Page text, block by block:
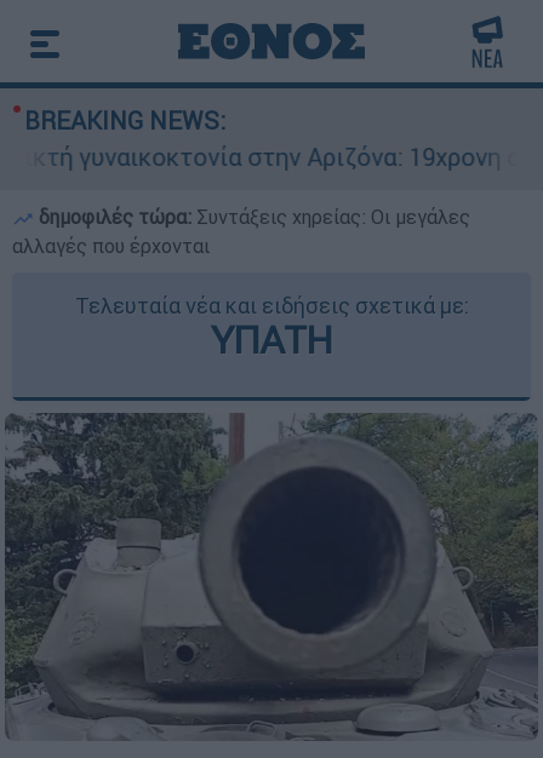
BREAKING NEWS:
στην Αριζόνα: 19χρονη
δημοφιλές τώρα: Συντάξεις χηρείας: Οι μεγάλες
αλλαγές που έρχονται
Τελευταία νέα και ειδήσεις σχετικά με:
ΥΠΑΤΗ